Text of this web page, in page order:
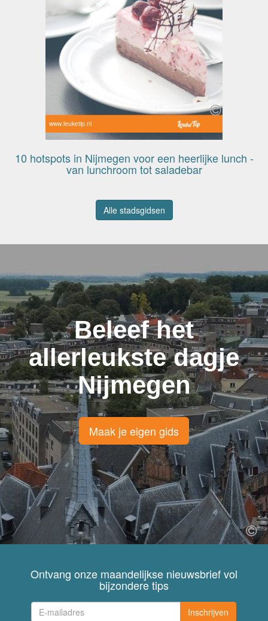
www.leuketip.nl
10 hotspots in Nijmegen voor een heerlijke lunch -
van lunchroom tot saladebar
Alle stadsgidsen
Beleef het
allerleukste dagje
Nijmegen
Maak je eigen gids
Ontvang onze maandelijkse nieuwsbrief vol
bijzondere tips
Inschrijven